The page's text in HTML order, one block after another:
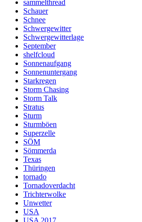
sammelthread
Schauer
Schnee
Schwergewitter
Schwergewitterlage
September
shelfcloud
Sonnenaufgang
Sonnenuntergang
Starkregen
Storm Chasing
Storm Talk
Stratus
Sturm
Sturmböen
Superzelle
SÖM
Sömmerda
Texas
Thüringen
tornado
Tornadoverdacht
Trichterwolke
Unwetter
USA